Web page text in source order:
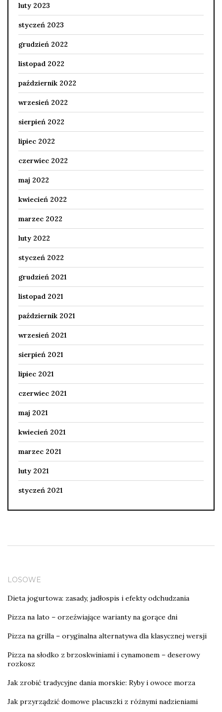
luty 2023
styczeń 2023
grudzień 2022
listopad 2022
październik 2022
wrzesień 2022
sierpień 2022
lipiec 2022
czerwiec 2022
maj 2022
kwiecień 2022
marzec 2022
luty 2022
styczeń 2022
grudzień 2021
listopad 2021
październik 2021
wrzesień 2021
sierpień 2021
lipiec 2021
czerwiec 2021
maj 2021
kwiecień 2021
marzec 2021
luty 2021
styczeń 2021
LOSOWE
Dieta jogurtowa: zasady, jadłospis i efekty odchudzania
Pizza na lato – orzeźwiające warianty na gorące dni
Pizza na grilla – oryginalna alternatywa dla klasycznej wersji
Pizza na słodko z brzoskwiniami i cynamonem – deserowy
rozkosz
Jak zrobić tradycyjne dania morskie: Ryby i owoce morza
Jak przyrządzić domowe placuszki z różnymi nadzieniami